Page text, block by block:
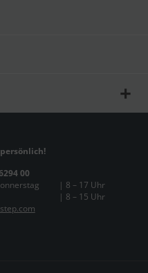
00
| 8 – 17 Uhr
| 8 – 15 Uhr